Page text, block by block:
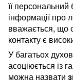
її персональний
інформації про
вважається, що
контакту є
У багатьох
асоціюється із
можна назвати